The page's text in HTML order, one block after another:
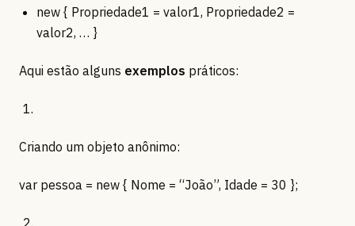
new { Propriedade1 = valor1, Propriedade2 =
valor2, … }
Aqui estão alguns exemplos práticos:
Criando um objeto anônimo:
var pessoa = new { Nome = “João”, Idade = 30 };